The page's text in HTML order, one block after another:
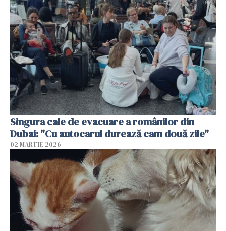
Singura cale de evacuare a românilor din
Dubai: "Cu autocarul durează cam două zile"
02 MARTIE 2026